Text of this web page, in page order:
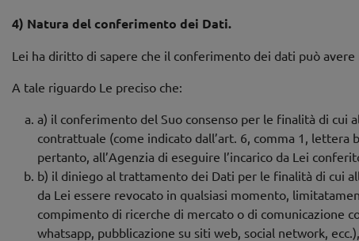
4) Natura del conferimento dei Dati.
Lei ha diritto di sapere che il conferimento dei dati può
A tale riguardo Le preciso che:
a) il conferimento del Suo consenso per le finalità di
contrattuale (come indicato dall’art. 6, comma 1,
pertanto, all’Agenzia di eseguire l’incarico da Lei
b) il diniego al trattamento dei Dati per le finalità di cui
da Lei essere revocato in qualsiasi momento,
compimento di ricerche di mercato o di comunicazione
whatsapp, pubblicazione su siti web, social network,